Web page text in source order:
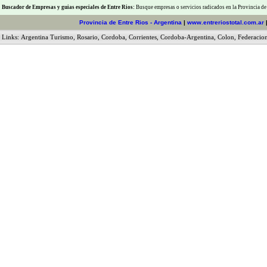
Buscador de Empresas y guias especiales de Entre Rios: Busque empresas o servicios radicados en la Provincia
Provincia de Entre Rios - Argentina | www.entreriostotal.com.ar
Links: Argentina Turismo Rosario Cordoba Corrientes Cordoba-Argentina Colon